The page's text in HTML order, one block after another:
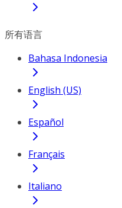
所有语言
Bahasa Indonesia
English (US)
Español
Français
Italiano